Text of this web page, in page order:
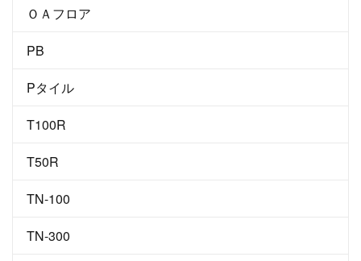
ＯＡフロア
PB
Pタイル
T100R
T50R
TN-100
TN-300